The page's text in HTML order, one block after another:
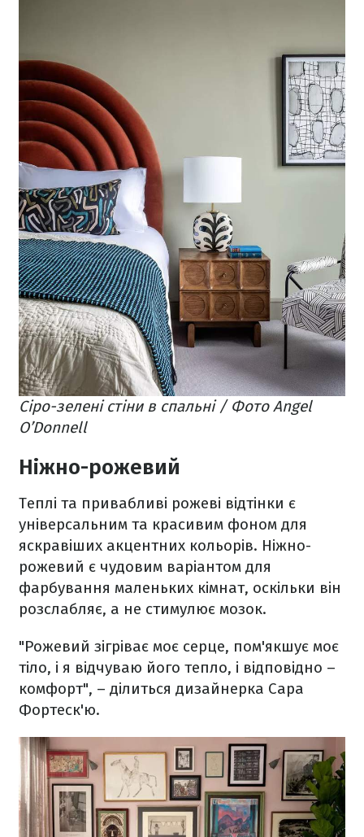
Сіро-зелені стіни в спальні / Фото Angel
O’Donnell
Ніжно-рожевий
Теплі та привабливі рожеві відтінки є
універсальним та красивим фоном для
яскравіших акцентних кольорів. Ніжно-
рожевий є чудовим варіантом для
фарбування маленьких кімнат, оскільки він
розслабляє, а не стимулює мозок.
"Рожевий зігріває моє серце, пом'якшує моє
тіло, і я відчуваю його тепло, і відповідно –
комфорт", – ділиться дизайнерка Сара
Фортеск'ю.